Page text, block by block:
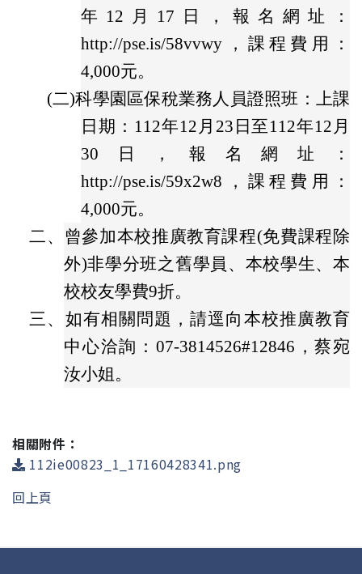
年12月17日，報名網址：
http://pse.is/58vvwy，課程費用：
4,000元。
(二)科學園區保稅業務人員證照班：上課
日期：112年12月23日至112年12月
30日，報名網址：
http://pse.is/59x2w8，課程費用：
4,000元。
二、 曾參加本校推廣教育課程(免費課程除
外)非學分班之舊學員、本校學生、本
校校友學費9折。
三、 如有相關問題，請逕向本校推廣教育
中心洽詢：07-3814526#12846，蔡宛
汝小姐。
相關附件：
112ie00823_1_17160428341.png
回上頁